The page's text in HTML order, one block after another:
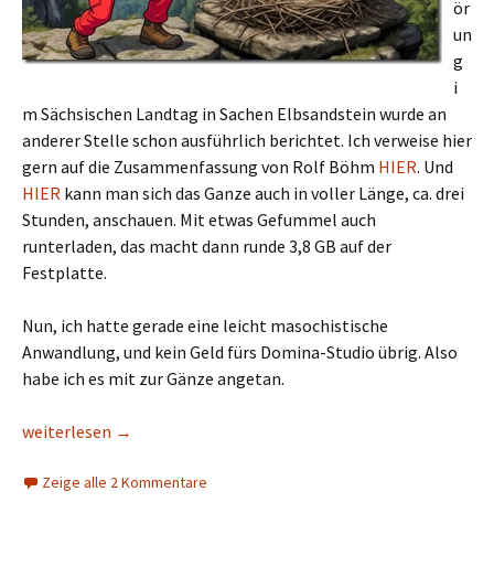
ör
un
g
i
m Sächsischen Landtag in Sachen Elbsandstein wurde an
anderer Stelle schon ausführlich berichtet. Ich verweise hier
gern auf die Zusammenfassung von Rolf Böhm HIER. Und
HIER kann man sich das Ganze auch in voller Länge, ca. drei
Stunden, anschauen. Mit etwas Gefummel auch
runterladen, das macht dann runde 3,8 GB auf der
Festplatte.
Nun, ich hatte gerade eine leicht masochistische
Anwandlung, und kein Geld fürs Domina-Studio übrig. Also
habe ich es mit zur Gänze angetan.
Störung oder nicht? Keine Ahnung!
weiterlesen →
Zeige alle 2 Kommentare